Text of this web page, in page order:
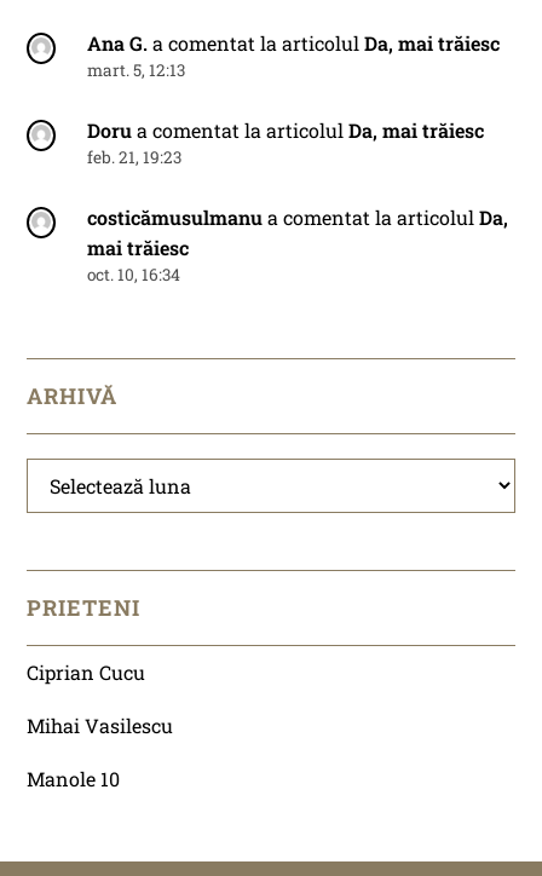
Ana G.a comentat la articolulDa, mai trăiesc
mart. 5, 12:13
Dorua comentat la articolulDa, mai trăiesc
feb. 21, 19:23
costicămusulmanua comentat la articolulDa,
mai trăiesc
oct. 10, 16:34
ARHIVĂ
Arhivă
PRIETENI
Ciprian Cucu
Mihai Vasilescu
Manole 10